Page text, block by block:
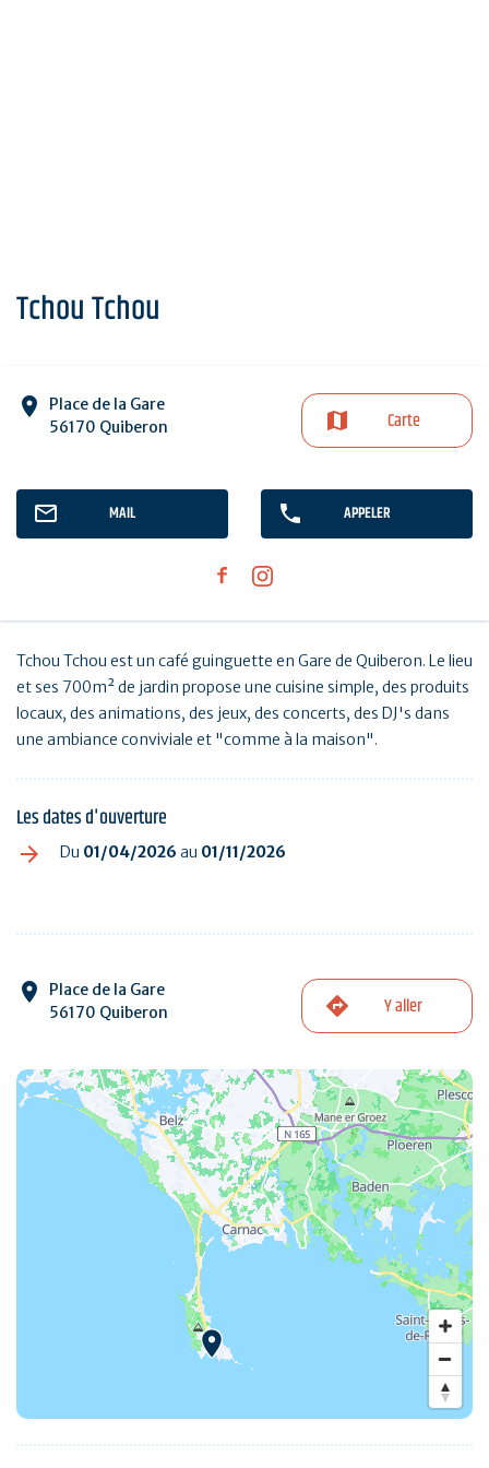
Tchou Tchou
Place de la Gare
56170 Quiberon
Carte
MAIL APPELER
Tchou Tchou est un café guinguette en Gare de Quiberon. Le lieu
et ses 700m² de jardin propose une cuisine simple, des produits
locaux, des animations, des jeux, des concerts, des DJ's dans
une ambiance conviviale et "comme à la maison".
Les dates d'ouverture
Du 01/04/2026 au 01/11/2026
Place de la Gare
56170 Quiberon
Y aller